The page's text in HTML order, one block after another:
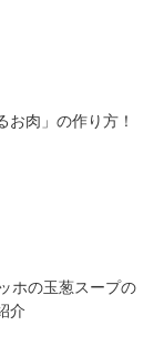
肉」の作り方！
ホの玉葱スープの
介